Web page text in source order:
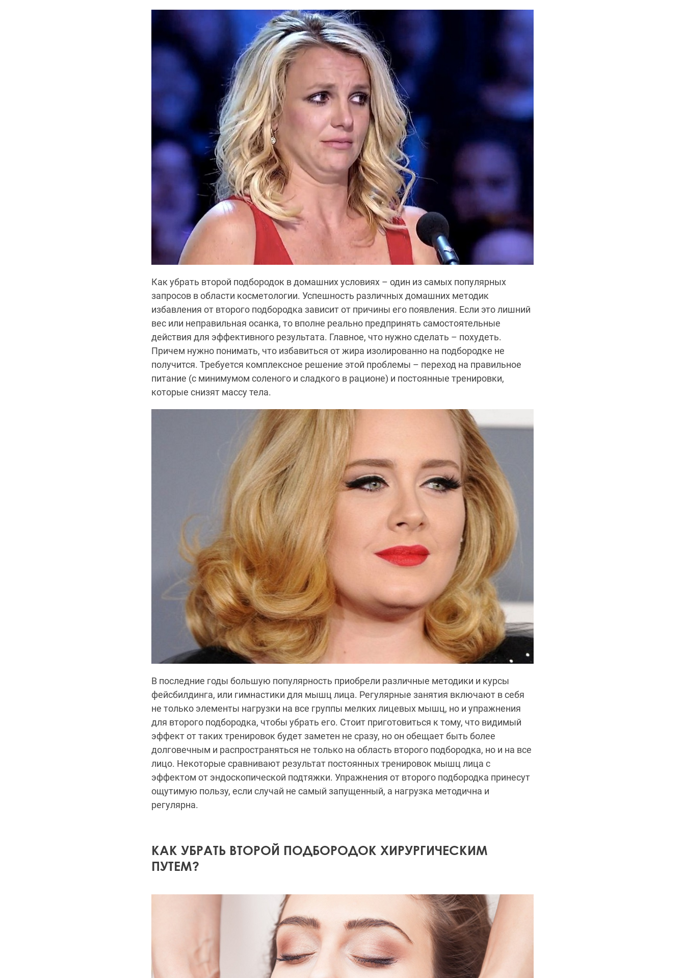
Как убрать второй подбородок в домашних условиях – один из самых популярных
запросов в области косметологии. Успешность различных домашних методик
избавления от второго подбородка зависит от причины его появления. Если это лишний
вес или неправильная осанка, то вполне реально предпринять самостоятельные
действия для эффективного результата. Главное, что нужно сделать – похудеть.
Причем нужно понимать, что избавиться от жира изолированно на подбородке не
получится. Требуется комплексное решение этой проблемы – переход на правильное
питание (с минимумом соленого и сладкого в рационе) и постоянные тренировки,
которые снизят массу тела.
В последние годы большую популярность приобрели различные методики и курсы
фейсбилдинга, или гимнастики для мышц лица. Регулярные занятия включают в себя
не только элементы нагрузки на все группы мелких лицевых мышц, но и упражнения
для второго подбородка, чтобы убрать его. Стоит приготовиться к тому, что видимый
эффект от таких тренировок будет заметен не сразу, но он обещает быть более
долговечным и распространяться не только на область второго подбородка, но и на все
лицо. Некоторые сравнивают результат постоянных тренировок мышц лица с
эффектом от эндоскопической подтяжки. Упражнения от второго подбородка принесут
ощутимую пользу, если случай не самый запущенный, а нагрузка методична и
регулярна.
КАК УБРАТЬ ВТОРОЙ ПОДБОРОДОК ХИРУРГИЧЕСКИМ
ПУТЕМ?